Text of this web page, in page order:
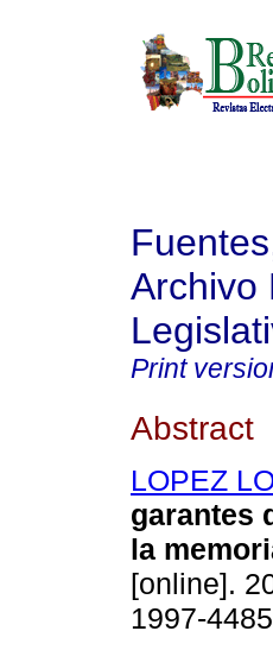
Archivo
Print
Abstract
LOPEZ
garantes
la
[online].
1997-